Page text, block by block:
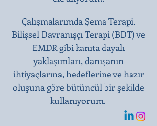
Çalışmalarımda Şema Terapi,
Bilişsel Davranışçı Terapi (BDT) ve
EMDR gibi kanıta dayalı
yaklaşımları, danışanın
ihtiyaçlarına, hedeflerine ve hazır
oluşuna göre bütüncül bir şekilde
kullanıyorum.